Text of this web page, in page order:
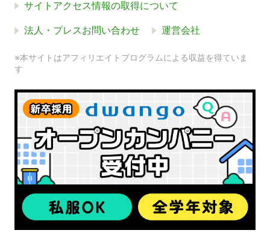
サイトアクセス情報の取得について
法人・プレスお問い合わせ 運営会社
※本サイトはアフィリエイトプログラムによる収益を得ていま
す